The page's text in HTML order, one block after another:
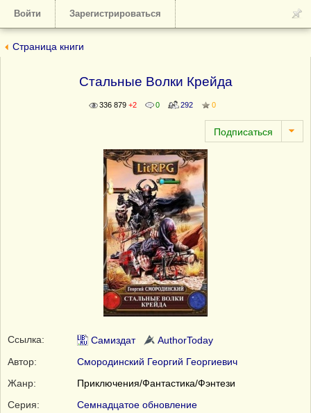
Войти Зарегистрироваться
Страница книги
Стальные Волки Крейда
336 879 +2 0 292 0
Ссылка: Самиздат
AuthorToday
Автор:
Смородинский Георгий Георгиевич
Жанр:
Приключения/Фантастика/Фэнтези
Серия:
Семнадцатое обновление